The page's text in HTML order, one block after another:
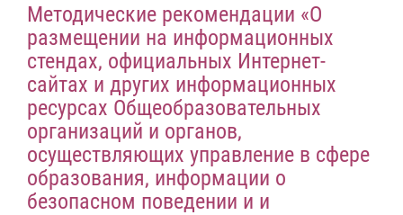
Методические рекомендации «О
размещении на информационных
стендах, официальных Интернет-
сайтах и других информационных
ресурсах Общеобразовательных
организаций и органов,
осуществляющих управление в сфере
образования, информации о
безопасном поведении и и